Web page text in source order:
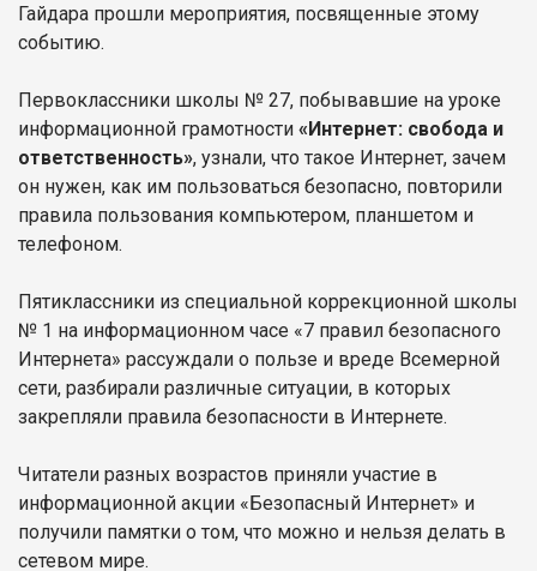
Гайдара прошли мероприятия, посвященные этому
событию.
Первоклассники школы № 27, побывавшие на уроке
информационной грамотности «Интернет: свобода и
ответственность», узнали, что такое Интернет, зачем
он нужен, как им пользоваться безопасно, повторили
правила пользования компьютером, планшетом и
телефоном.
Пятиклассники из специальной коррекционной школы
№ 1 на информационном часе «7 правил безопасного
Интернета» рассуждали о пользе и вреде Всемерной
сети, разбирали различные ситуации, в которых
закрепляли правила безопасности в Интернете.
Читатели разных возрастов приняли участие в
информационной акции «Безопасный Интернет» и
получили памятки о том, что можно и нельзя делать в
сетевом мире.